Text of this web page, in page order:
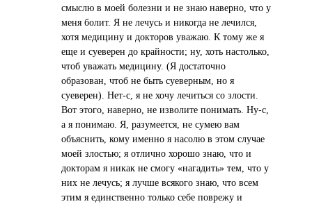
смыслю в моей болезни и не знаю наверно, что у
меня болит. Я не лечусь и никогда не лечился,
хотя медицину и докторов уважаю. К тому же я
еще и суеверен до крайности; ну, хоть настолько,
чтоб уважать медицину. (Я достаточно
образован, чтоб не быть суеверным, но я
суеверен). Hет-с, я не хочу лечиться со злости.
Вот этого, наверно, не изволите понимать. Hу-с,
а я понимаю. Я, разумеется, не сумею вам
объяснить, кому именно я насолю в этом случае
моей злостью; я отлично хорошо знаю, что и
докторам я никак не смогу «нагадить» тем, что у
них не лечусь; я лучше всякого знаю, что всем
этим я единственно только себе поврежу и